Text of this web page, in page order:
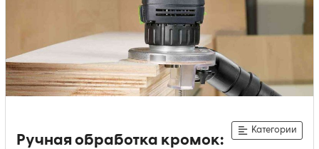
Ручная обработка кромок:
Категории